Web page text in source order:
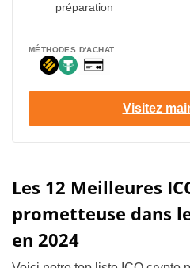
préparation
MÉTHODES D'ACHAT
Visitez
Les 12 Meilleures
prometteuse dans
en 2024